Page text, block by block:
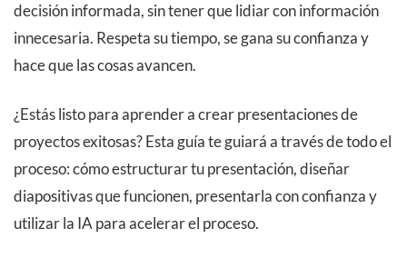
decisión informada, sin tener que lidiar con información
innecesaria. Respeta su tiempo, se gana su confianza y
hace que las cosas avancen.
¿Estás listo para aprender a crear presentaciones de
proyectos exitosas? Esta guía te guiará a través de todo el
proceso: cómo estructurar tu presentación, diseñar
diapositivas que funcionen, presentarla con confianza y
utilizar la IA para acelerar el proceso.